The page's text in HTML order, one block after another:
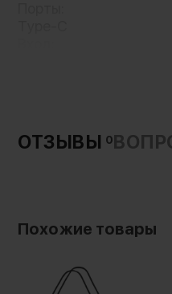
CP.MA.00000498.01
Вес без упаковки:
Страна-
Китай
ОТЗЫВЫ 0
Похожие товары